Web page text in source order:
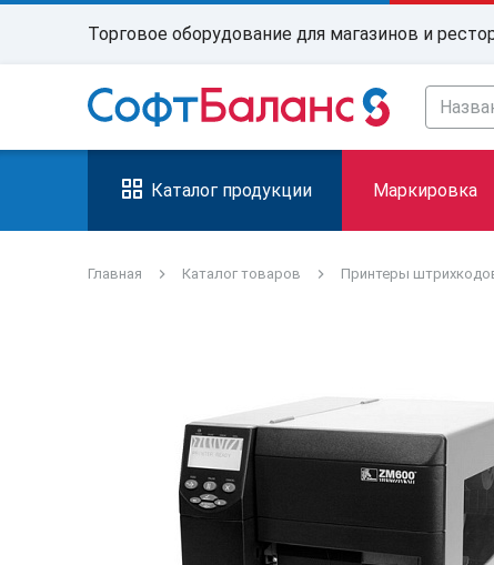
Торговое оборудование для магазинов и
Каталог продукции Маркировка
Главная Каталог товаров Принтеры